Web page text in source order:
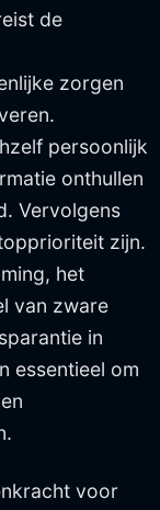
de
zorgen
persoonlijk
onthullen
Vervolgens
zijn.
het
van zware
in
essentieel om
voor